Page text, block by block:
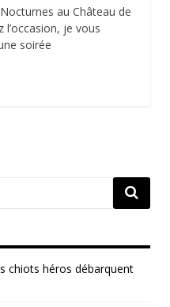
au Château de
l’occasion, je vous
soirée
chiots héros débarquent